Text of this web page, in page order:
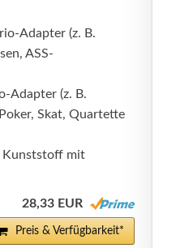
Adapter (z. B.
ASS-
Adapter (z. B.
Skat, Quartette
Kunststoff mit
28,33 EUR
Preis & Verfügbarkeit*